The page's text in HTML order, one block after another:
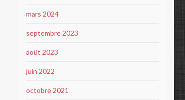
mars 2024
septembre 2023
août 2023
juin 2022
octobre 2021